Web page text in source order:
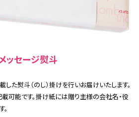
ッセージ熨斗
た熨斗（のし）掛けを行いお届けいたします。
可能です。掛け紙には贈り主様の会社名・役